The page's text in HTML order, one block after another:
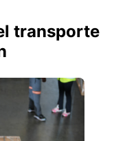
transporte